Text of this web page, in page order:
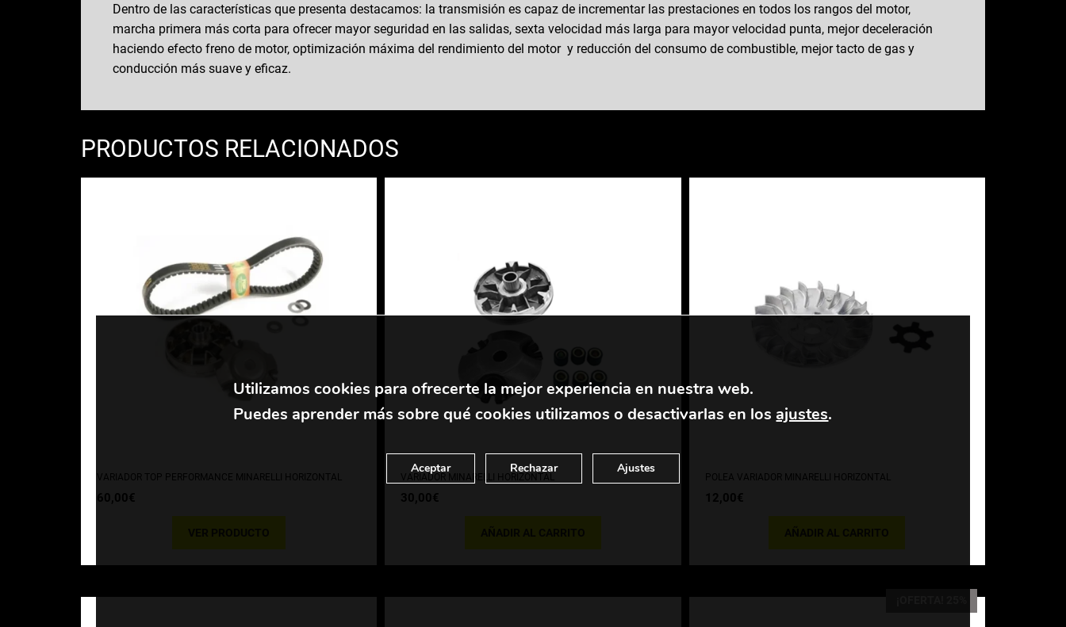
Dentro de las características que presenta destacamos: la transmisión es capaz de incrementar las prestaciones en todos los rangos del motor,
marcha primera más corta para ofrecer mayor seguridad en las salidas, sexta velocidad más larga para mayor velocidad punta, mejor deceleración
haciendo efecto freno de motor, optimización máxima del rendimiento del motor y reducción del consumo de combustible, mejor tacto de gas y
conducción más suave y eficaz.
PRODUCTOS RELACIONADOS
VARIADOR TOP PERFORMANCE MINARELLI HORIZONTAL
60,00€
VARIADOR MINARELLI HORIZONTAL
30,00€
POLEA VARIADOR MINARELLI HORIZONTAL
12,00€
Utilizamos cookies para ofrecerte la mejor experiencia en nuestra web.
Puedes aprender más sobre qué cookies utilizamos o desactivarlas en los ajustes.
Aceptar Rechazar Ajustes